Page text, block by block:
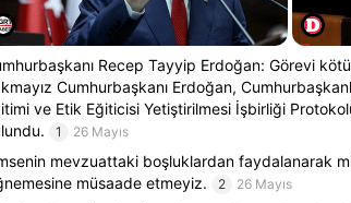
Recep Tayyip Erdoğan: Görevi
Cumhurbaşkanı Erdoğan,
ve Etik Eğiticisi Yetiştirilmesi İşbirliği
1 26 Mayıs
mevzuattaki boşluklardan faydalanarak
müsaade etmeyiz.
2 26 Mayıs